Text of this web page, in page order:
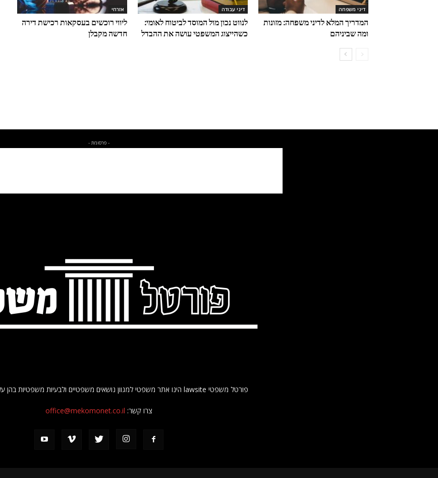
דיני משפחה
המדריך המלא לדיני משפחה: מזונות
ומה שביניהם
דיני עבודה
לנווט נכון מול המוסד לביטוח לאומי:
כשהייצוג המשפטי עושה את ההבדל
אזרחי
ליווי רוכשים בעסקאות רכישת דירה
חדשה מקבלן
- פרסומת -
פורטל משפטי lawsite הינו אתר משפטי למגוון נושאים משפטיים ולבעיות משפטיות בהן עלול להתקל האזרח.
צרו קשר: office@mekomonet.co.il